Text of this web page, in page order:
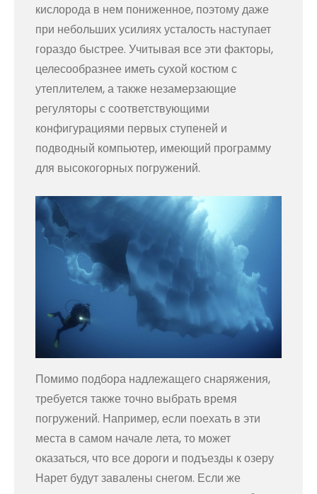
кислорода в нем пониженное, поэтому даже
при небольших усилиях усталость наступает
гораздо быстрее. Учитывая все эти факторы,
целесообразнее иметь сухой костюм с
утеплителем, а также незамерзающие
регуляторы с соответствующими
конфигурациями первых ступеней и
подводный компьютер, имеющий программу
для высокогорных погружений.
Помимо подбора надлежащего снаряжения,
требуется также точно выбрать время
погружений. Например, если поехать в эти
места в самом начале лета, то может
оказаться, что все дороги и подъезды к озеру
Нарет будут завалены снегом. Если же